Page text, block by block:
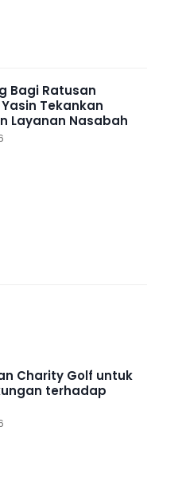
Bagi Ratusan
Tekankan
Layanan Nasabah
Charity Golf untuk
terhadap